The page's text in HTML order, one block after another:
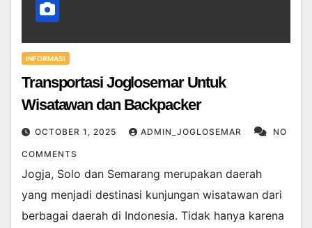
INFORMASI
Transportasi Joglosemar Untuk
Wisatawan dan Backpacker
OCTOBER 1, 2025 ADMIN_JOGLOSEMAR NO
COMMENTS
Jogja, Solo dan Semarang merupakan daerah
yang menjadi destinasi kunjungan wisatawan dari
berbagai daerah di Indonesia. Tidak hanya karena